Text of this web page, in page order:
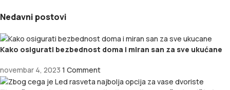
Nedavni postovi
Kako osigurati bezbednost doma i miran san za sve ukućane
novembar 4, 2023 1 Comment